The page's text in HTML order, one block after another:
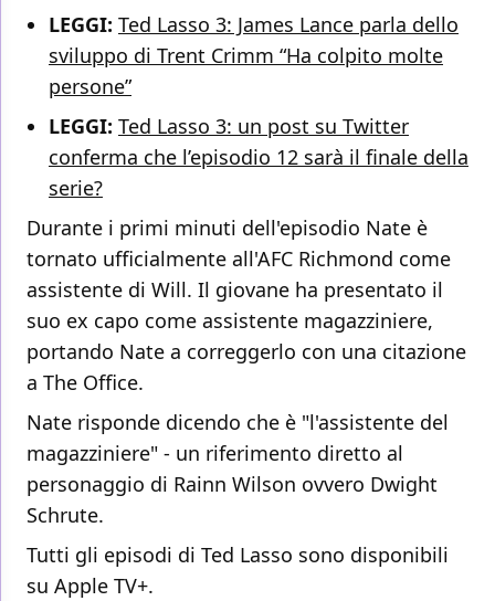
LEGGI: Ted Lasso 3: James Lance parla dello
sviluppo di Trent Crimm “Ha colpito molte
persone”
LEGGI: Ted Lasso 3: un post su Twitter
conferma che l’episodio 12 sarà il finale della
serie?
Durante i primi minuti dell'episodio Nate è
tornato ufficialmente all'AFC Richmond come
assistente di Will. Il giovane ha presentato il
suo ex capo come assistente magazziniere,
portando Nate a correggerlo con una citazione
a The Office.
Nate risponde dicendo che è "l'assistente del
magazziniere" - un riferimento diretto al
personaggio di Rainn Wilson ovvero Dwight
Schrute.
Tutti gli episodi di Ted Lasso sono disponibili
su Apple TV+.